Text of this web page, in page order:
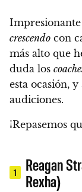
crescendo con
más alto que
duda los
esta ocasión,
audiciones.
¡Repasemos
1
Reagan
Rexha)